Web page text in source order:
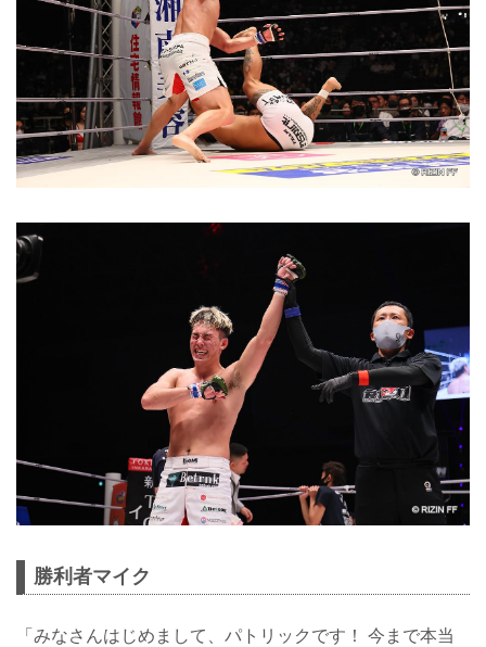
勝利者マイク
「みなさんはじめまして、パトリックです！ 今まで本当